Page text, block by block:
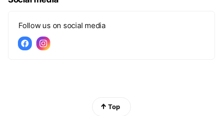
Follow us on social media
Top